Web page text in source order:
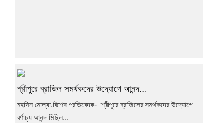
শ্রীপুরে ব্রাজিল সমর্থকদের উদ্যোগে আনন্দ...
মহসিন মোল্যা,বিশেষ প্রতিবেদক- শ্রীপুরে ব্রাজিলের সমর্থকদের উদ্যোগে
বর্ণাঢ্য আনন্দ মিছিল...